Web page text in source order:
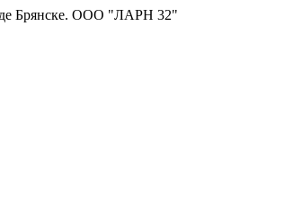
Брянске. ООО "ЛАРН 32"